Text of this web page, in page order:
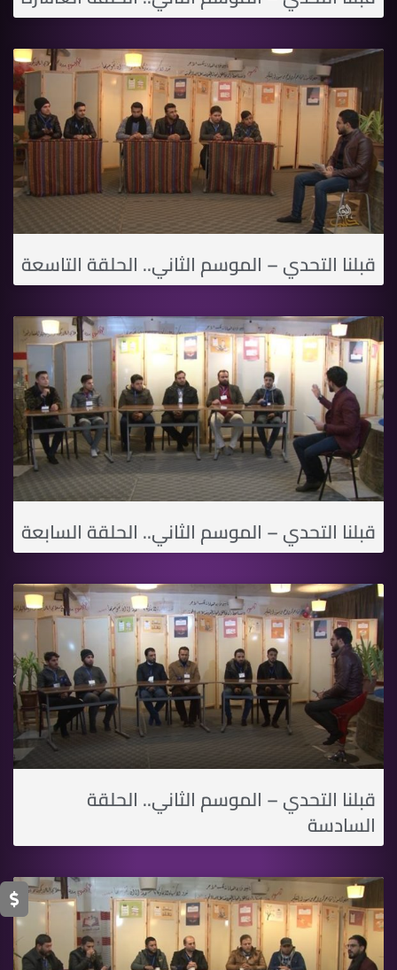
قبلنا التحدي – الموسم الثاني.. الحلقة التاسعة
قبلنا التحدي – الموسم الثاني.. الحلقة السابعة
قبلنا التحدي – الموسم الثاني.. الحلقة
السادسة